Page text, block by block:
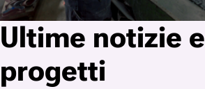
Ultime notizie e
progetti